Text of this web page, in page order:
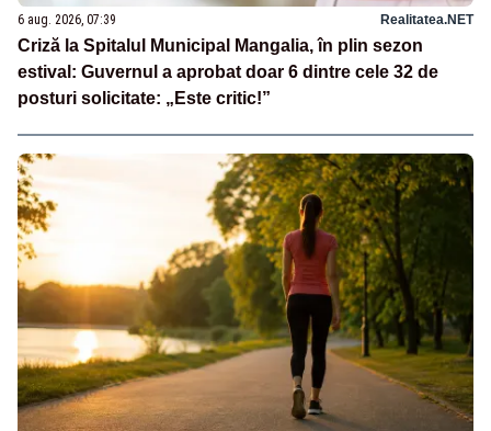
6 aug. 2026, 07:39 Realitatea.NET
Criză la Spitalul Municipal Mangalia, în plin sezon
estival: Guvernul a aprobat doar 6 dintre cele 32 de
posturi solicitate: „Este critic!”